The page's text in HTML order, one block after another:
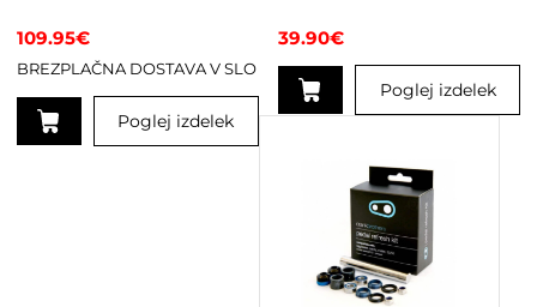
109.95€
BREZPLAČNA DOSTAVA V SLO
Poglej izdelek
39.90€
Poglej izdelek